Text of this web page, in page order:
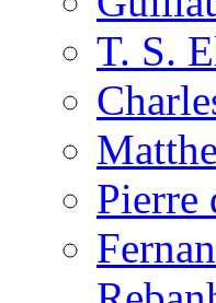
T. S.
Pierre